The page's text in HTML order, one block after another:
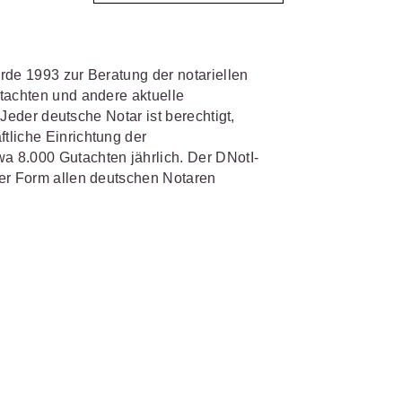
und zertifiziert: Online-
für Fachanwältein
Fachgebieten.
1993 zur Beratung der notariellen
und andere aktuelle
deutsche Notar ist berechtigt,
Einrichtung der
8.000 Gutachten jährlich. Der DNotI-
Form allen deutschen Notaren